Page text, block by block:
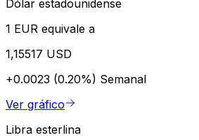
Dólar estadounidense
1 EUR equivale a
1,15517 USD
+0.0023 (0.20%) Semanal
Ver gráfico
Libra esterlina